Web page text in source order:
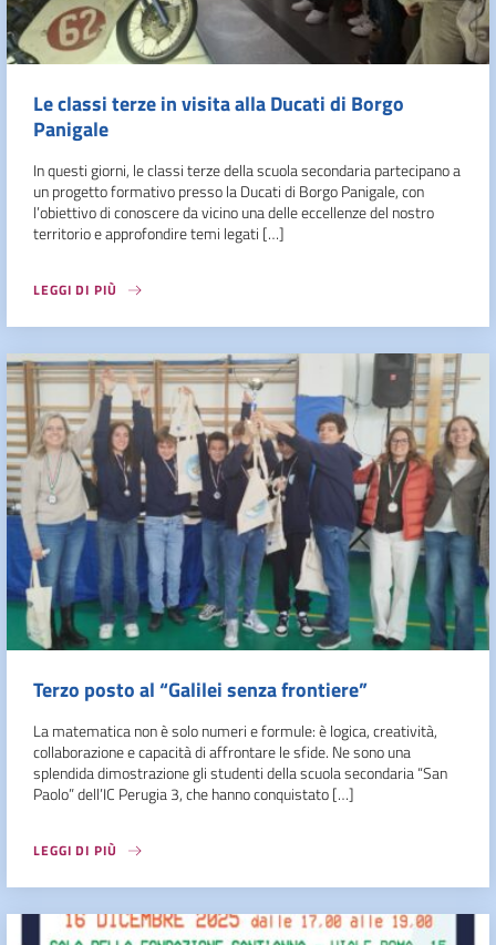
Le classi terze in visita alla Ducati di Borgo
Panigale
In questi giorni, le classi terze della scuola secondaria partecipano a
un progetto formativo presso la Ducati di Borgo Panigale, con
l’obiettivo di conoscere da vicino una delle eccellenze del nostro
territorio e approfondire temi legati […]
LEGGI DI PIÙ
Terzo posto al “Galilei senza frontiere”
La matematica non è solo numeri e formule: è logica, creatività,
collaborazione e capacità di affrontare le sfide. Ne sono una
splendida dimostrazione gli studenti della scuola secondaria “San
Paolo” dell’IC Perugia 3, che hanno conquistato […]
LEGGI DI PIÙ